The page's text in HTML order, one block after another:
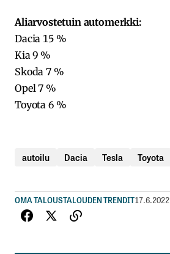
Aliarvostetuin automerkki:
Dacia 15 %
Kia 9 %
Skoda 7 %
Opel 7 %
Toyota 6 %
autoilu Dacia Tesla Toyota
OMA TALOUSTALOUDEN TRENDIT17.6.2022